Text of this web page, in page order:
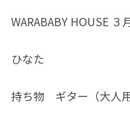
WARABABY HOUSE
ひなた ３月
持ち物 ギター（大人